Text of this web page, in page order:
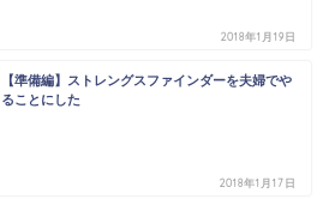
2018年1月19日
【準備編】ストレングスファインダーを夫婦でや
ることにした
2018年1月17日